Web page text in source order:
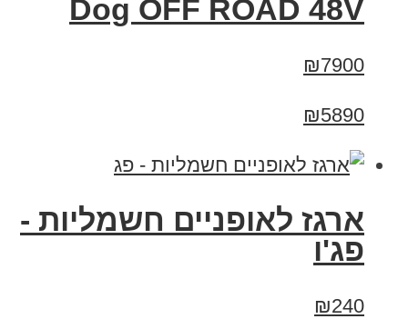
Dog OFF ROAD 48V
₪7900
₪5890
ארגז לאופניים חשמליות -
פג'ו
₪240